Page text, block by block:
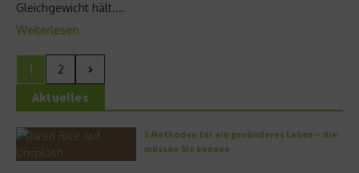
Gleichgewicht hält....
Weiterlesen
1 2
Aktuelles
5 Methoden für ein gesünderes Leben – die
müssen Sie kennen